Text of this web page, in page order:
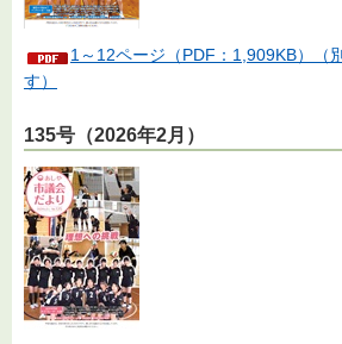
1～12ページ（PDF：1,909KB）（
す）
135号（2026年2月）